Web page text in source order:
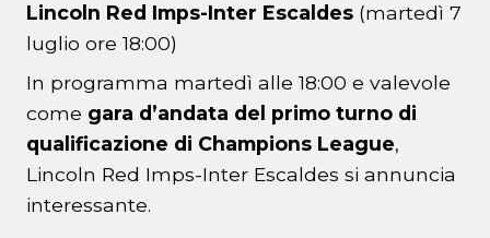
Lincoln Red Imps-Inter Escaldes (martedì 7
luglio ore 18:00)
In programma martedì alle 18:00 e valevole
come gara d’andata del primo turno di
qualificazione di Champions League,
Lincoln Red Imps-Inter Escaldes si annuncia
interessante.